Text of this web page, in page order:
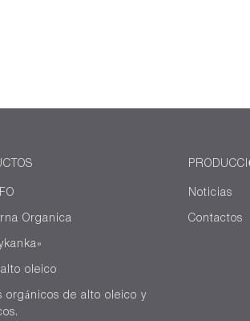
Organica
oleico
orgánicos de alto oleico y
Noticias
Contactos